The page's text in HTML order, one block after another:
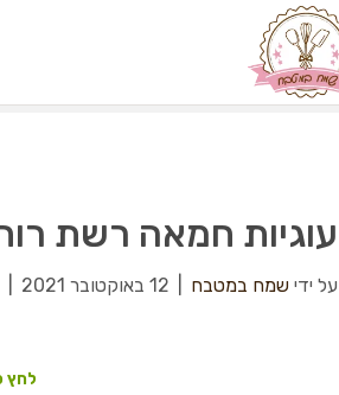
עוגיות חמאה רשת
על ידי שמח במטבח 12 באוקטובר 2021
לחץ